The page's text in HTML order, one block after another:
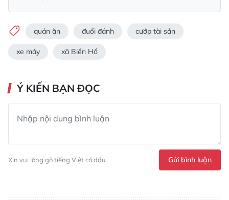
quán ăn đuổi đánh cướp tài sản
xe máy xã Biển Hồ
Ý KIẾN BẠN ĐỌC
Xin vui lòng gõ tiếng Việt có dấu Gửi bình luận